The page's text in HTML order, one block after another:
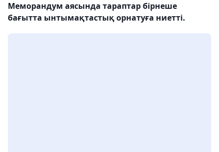
Меморандум аясында тараптар бірнеше
бағытта ынтымақтастық орнатуға ниетті.